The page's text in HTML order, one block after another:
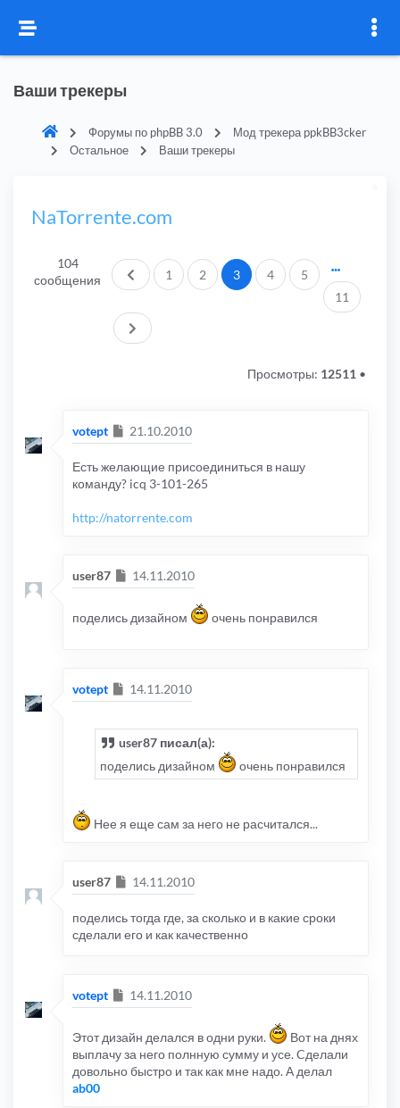
Ваши трекеры
Форумы по phpBB 3.0
Мод трекера ppkBB3cker
Остальное
Ваши трекеры
NaTorrente.com
104
сообщения
Пред.
1 2 3 4
5
11
След.
Просмотры: 12511 •
votept Сообщение
21.10.2010
Есть желающие присоединиться в нашу
команду? icq 3-101-265
http://natorrente.com
user87 Сообщение
14.11.2010
поделись дизайном очень понравился
votept Сообщение
14.11.2010
user87 писал(а):
поделись дизайном
очень понравился
Нее я еще сам за него не расчитался...
user87 Сообщение
14.11.2010
поделись тогда где, за сколько и в какие сроки
сделали его и как качественно
votept Сообщение
14.11.2010
Этот дизайн делался в одни руки.
Вот на днях
выплачу за него полнную сумму и усе. Cделали
довольно быстро и так как мне надо. А делал
ab00